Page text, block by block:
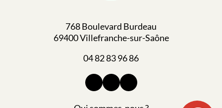
768 Boulevard Burdeau
69400 Villefranche-sur-Saône
04 82 83 96 86